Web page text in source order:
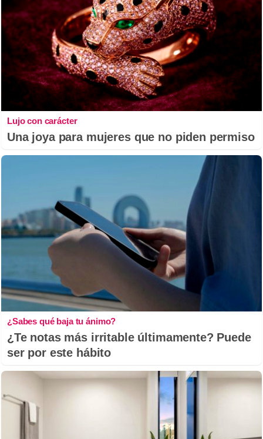
Lujo con carácter
Una joya para mujeres que no piden permiso
¿Sabes qué baja tu ánimo?
¿Te notas más irritable últimamente? Puede
ser por este hábito